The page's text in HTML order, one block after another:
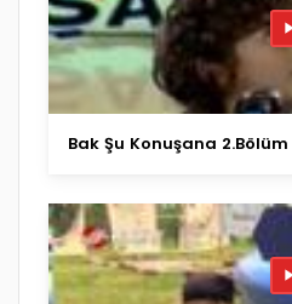
Bak Şu Konuşana 2.Bölüm